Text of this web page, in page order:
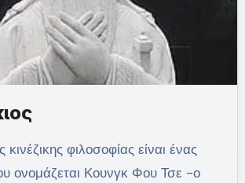
ονομάζεται Κουνγκ Φου Τσε -ο